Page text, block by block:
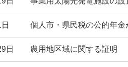
個人市・県民税の公的年
日 農用地区域に関する証明